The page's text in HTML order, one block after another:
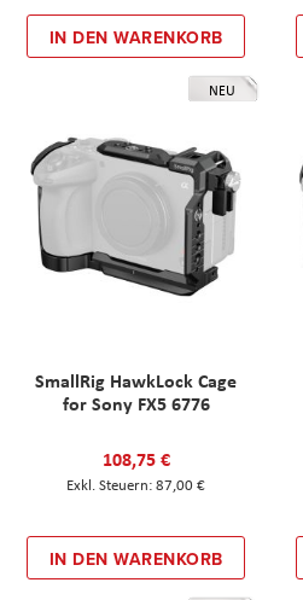
IN DEN WARENKORB
NEU
SmallRig HawkLock Cage
for Sony FX5 6776
108,75 €
87,00 €
IN DEN WARENKORB